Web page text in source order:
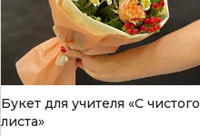
Букет для учителя «С чистого
листа»